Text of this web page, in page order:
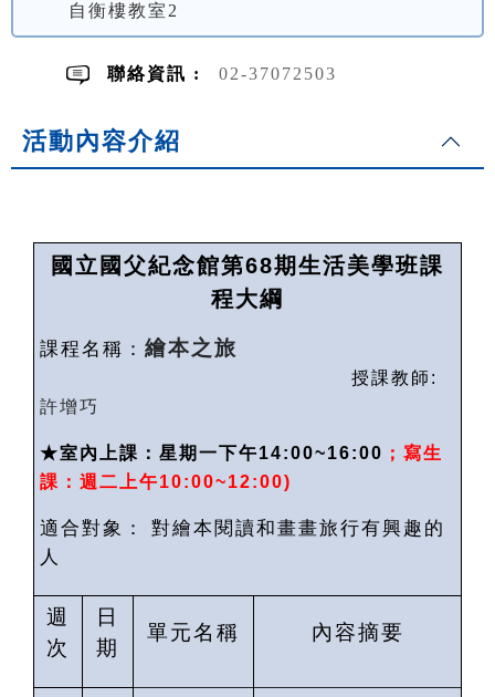
自衡樓教室2
聯絡資訊 : 02-37072503
活動內容介紹
國立國父紀念館第68期生活美學班課
程大綱
課程名稱： 繪本之旅
授課教師 :
許增巧
★室內上課：星期一下午14:00~16:00 ；寫生
課：週二上午10:00~12:00)
適合對象：
對繪本閱讀和畫畫旅行有興趣的
人
週
次
日
期
單元名稱 內容摘要